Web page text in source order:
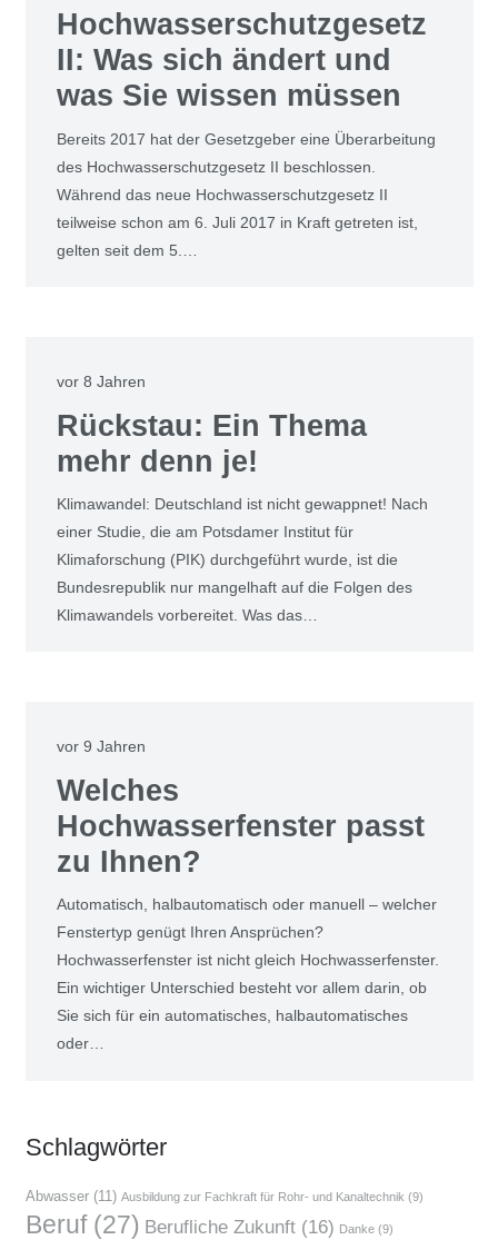
Hochwasserschutzgesetz
II: Was sich ändert und
was Sie wissen müssen
Bereits 2017 hat der Gesetzgeber eine Überarbeitung
des Hochwasserschutzgesetz II beschlossen.
Während das neue Hochwasserschutzgesetz II
teilweise schon am 6. Juli 2017 in Kraft getreten ist,
gelten seit dem 5.…
vor 8 Jahren
Rückstau: Ein Thema
mehr denn je!
Klimawandel: Deutschland ist nicht gewappnet! Nach
einer Studie, die am Potsdamer Institut für
Klimaforschung (PIK) durchgeführt wurde, ist die
Bundesrepublik nur mangelhaft auf die Folgen des
Klimawandels vorbereitet. Was das…
vor 9 Jahren
Welches
Hochwasserfenster passt
zu Ihnen?
Automatisch, halbautomatisch oder manuell – welcher
Fenstertyp genügt Ihren Ansprüchen?
Hochwasserfenster ist nicht gleich Hochwasserfenster.
Ein wichtiger Unterschied besteht vor allem darin, ob
Sie sich für ein automatisches, halbautomatisches
oder…
Schlag­wör­ter
Abwasser(11) Ausbildung zur Fachkraft für Rohr- und Kanaltechnik (9)
Beruf(27) Berufliche Zukunft(16) Danke(9)